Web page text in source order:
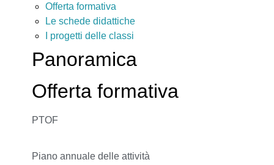
Offerta formativa
Le schede didattiche
I progetti delle classi
Panoramica
Offerta formativa
PTOF
Piano annuale delle attività